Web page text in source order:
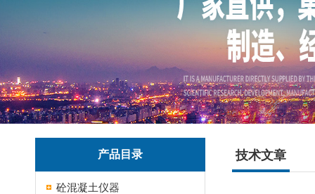
产品目录
砼混凝土仪器
技术文章